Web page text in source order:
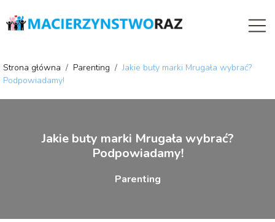
Strona główna / Parenting /Jakie buty marki Mrugała wybrać?
Podpowiadamy!
Jakie buty marki Mrugała wybrać?
Podpowiadamy!
Parenting